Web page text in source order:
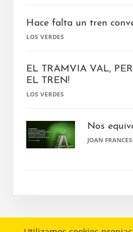
Hace falta un tren
LOS VERDES
EL TRAMVIA VAL,
EL TREN!
LOS VERDES
Nos
JOAN